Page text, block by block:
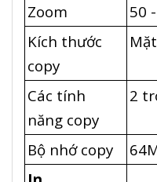
Zoom
50
Kích thước
copy
Các tính
năng copy
2
Bộ nhớ copy